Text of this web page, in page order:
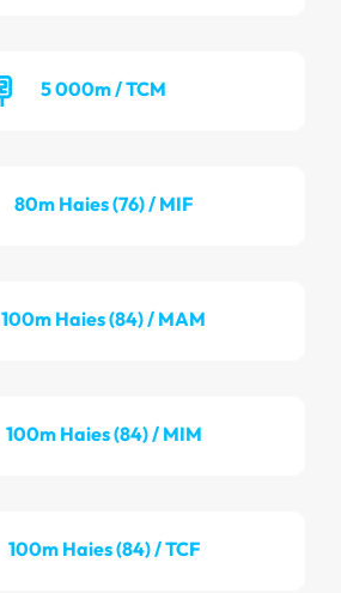
5 000m / TCM
80m Haies (76) / MIF
100m Haies (84) / MAM
100m Haies (84) / MIM
100m Haies (84) / TCF